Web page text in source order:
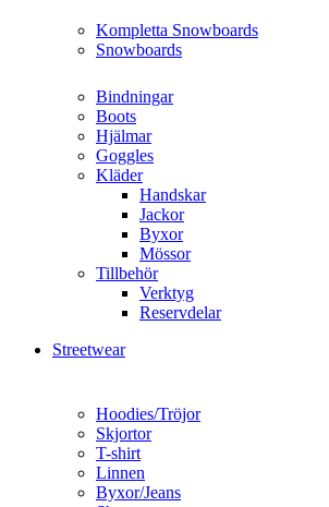
Kompletta Snowboards
Snowboards
Bindningar
Boots
Hjälmar
Goggles
Kläder
Handskar
Jackor
Byxor
Mössor
Tillbehör
Verktyg
Reservdelar
Streetwear
Hoodies/Tröjor
Skjortor
T-shirt
Linnen
Byxor/Jeans